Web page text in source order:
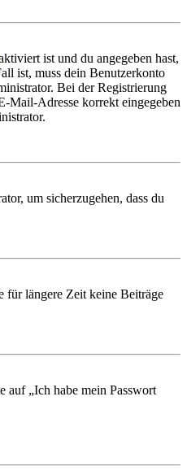
ist und du angegeben hast,
ist, muss dein Benutzerkonto
Bei der Registrierung
Mail-Adresse korrekt eingegeben
um sicherzugehen, dass du
für längere Zeit keine Beiträge
auf „Ich habe mein Passwort